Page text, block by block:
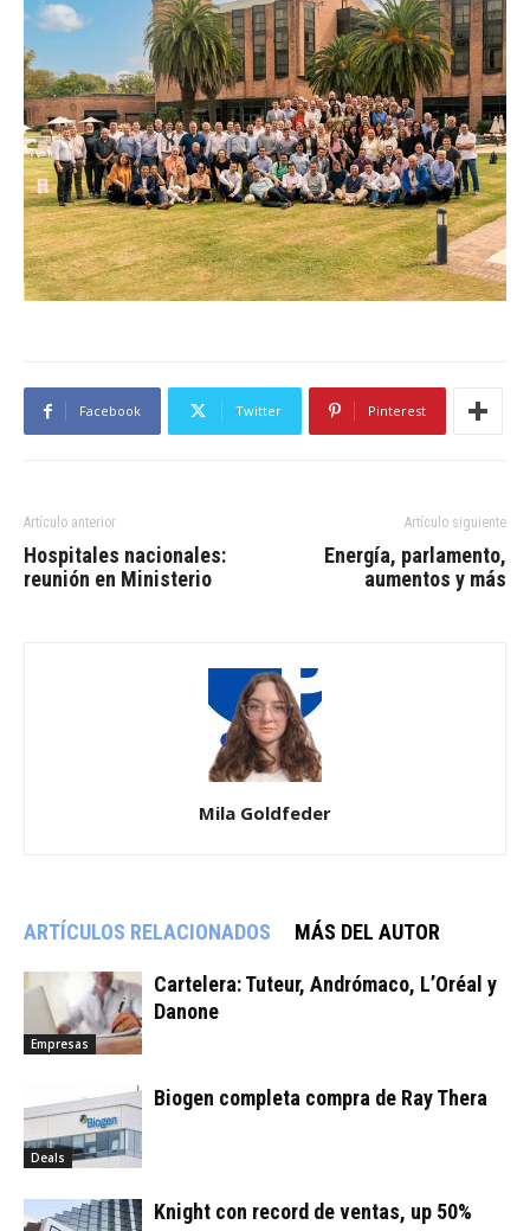
Facebook Twitter Pinterest
Artículo anterior
Hospitales nacionales:
reunión en Ministerio
Artículo siguiente
Energía, parlamento,
aumentos y más
Mila Goldfeder
ARTÍCULOS RELACIONADOS MÁS DEL AUTOR
Empresas
Cartelera: Tuteur, Andrómaco, L’Oréal y
Danone
Deals
Biogen completa compra de Ray Thera
Knight con record de ventas, up 50%